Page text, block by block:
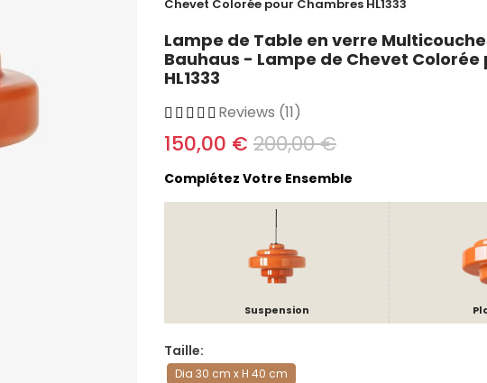
Chevet Colorée pour Chambres HL1333
Lampe de Table en verre
Bauhaus - Lampe de Chevet
HL1333
Reviews (11)
150,00 € 200,00 €
Complétez Votre Ensemble
Suspension
Taille
Dia 30 cm x H 40 cm